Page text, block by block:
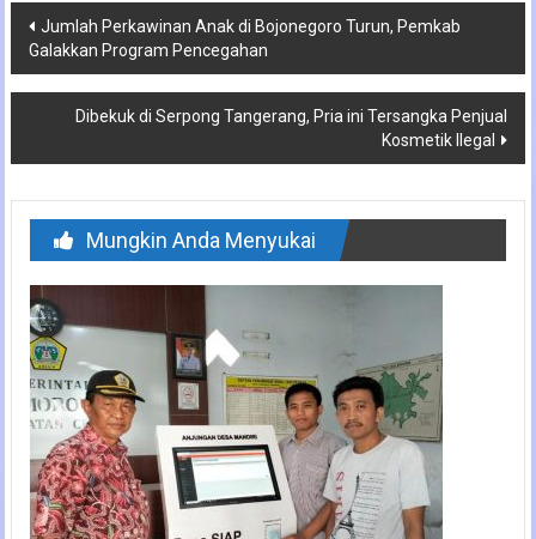
Navigasi
pos
Jumlah Perkawinan Anak di Bojonegoro Turun, Pemkab
Galakkan Program Pencegahan
Dibekuk di Serpong Tangerang, Pria ini Tersangka Penjual
Kosmetik Ilegal
Mungkin Anda Menyukai